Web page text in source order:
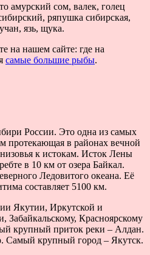
амурский сом, валек, голец
ряпушка сибирская,
язь, щука.
на нашем сайте: где на
самые большие рыбы.
России. Это одна из самых
протекающая в районах вечной
к истокам. Исток Лены
в 10 км от озера Байкал.
Ледовитого океана. Её
составляет 5100 км.
Якутии, Иркутской и
Забайкальскому, Красноярскому
крупный приток реки – Алдан.
Самый крупный город – Якутск.